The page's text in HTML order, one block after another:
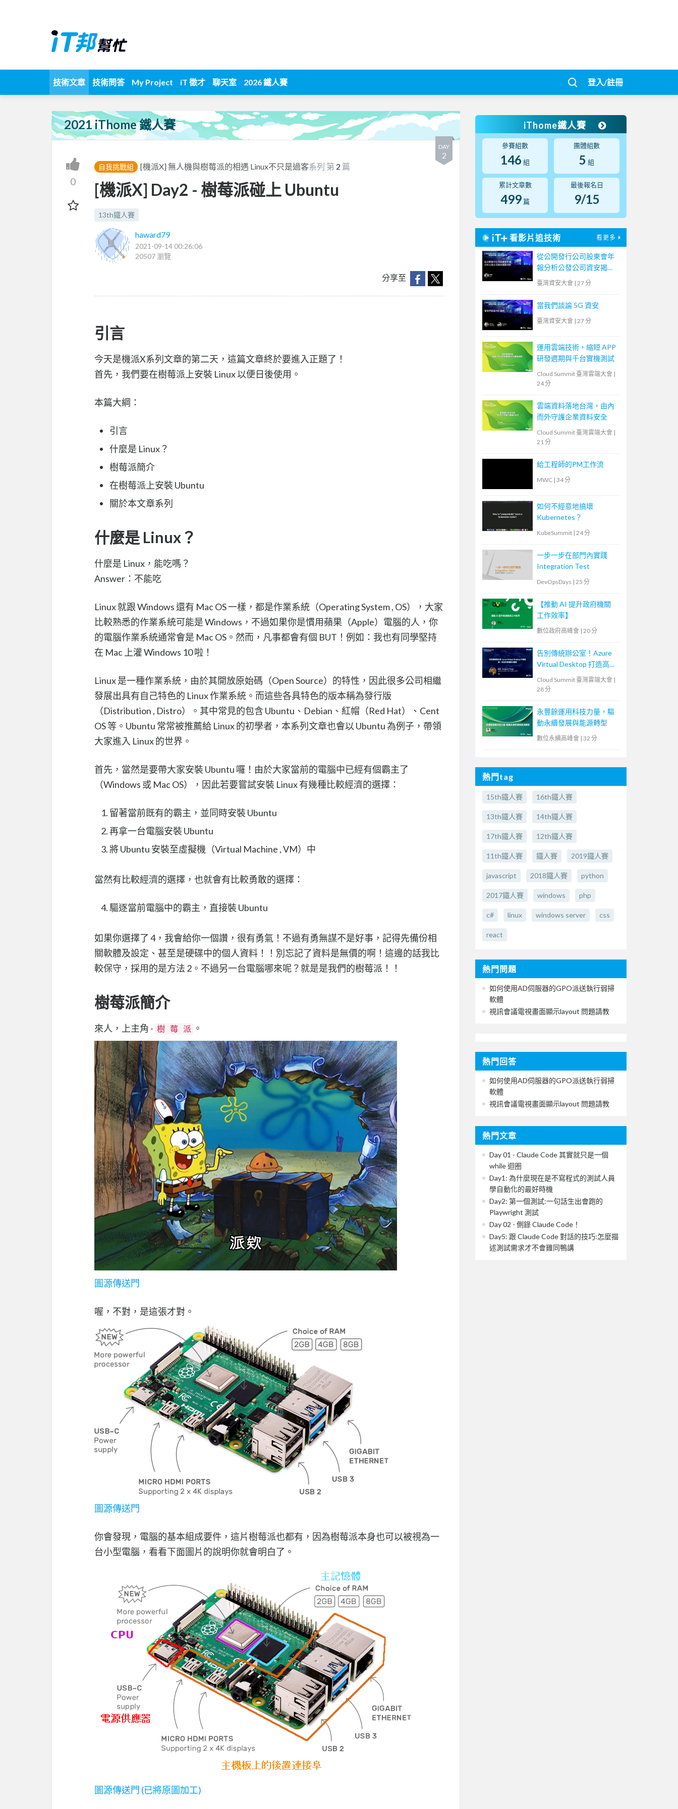
技術文章 技術問答 My Project iT 徵才 聊天室 2026 鐵人賽 登入/註冊
2021 iThome 鐵人賽
DAY
2
0
自我挑戰組 [機派X] 無人機與樹莓派的相遇 Linux不只是過客系列 第 2 篇
[機派X] Day2 - 樹莓派碰上 Ubuntu
13th鐵人賽
haward79
2021-09-14 00:26:06
20507 瀏覽
分享至
引言
今天是機派X系列文章的第二天，這篇文章終於要進入正題了！
首先，我們要在樹莓派上安裝 Linux 以便日後使用。
本篇大綱：
引言
什麼是 Linux？
樹莓派簡介
在樹莓派上安裝 Ubuntu
關於本文章系列
什麼是 Linux？
什麼是 Linux，能吃嗎？
Answer：不能吃
Linux 就跟 Windows 還有 Mac OS 一樣，都是作業系統（Operating System , OS），大家
比較熟悉的作業系統可能是 Windows，不過如果你是慣用蘋果（Apple）電腦的人，你
的電腦作業系統通常會是 Mac OS。然而，凡事都會有個 BUT！例如：我也有同學堅持
在 Mac 上灌 Windows 10 啦！
Linux 是一種作業系統，由於其開放原始碼（Open Source）的特性，因此很多公司相繼
發展出具有自己特色的 Linux 作業系統。而這些各具特色的版本稱為發行版
（Distribution , Distro）。其中常見的包含 Ubuntu、Debian、紅帽（Red Hat）、Cent
OS 等。Ubuntu 常常被推薦給 Linux 的初學者，本系列文章也會以 Ubuntu 為例子，帶領
大家進入 Linux 的世界。
首先，當然是要帶大家安裝 Ubuntu 囉！由於大家當前的電腦中已經有個霸主了
（Windows 或 Mac OS），因此若要嘗試安裝 Linux 有幾種比較經濟的選擇：
留著當前既有的霸主，並同時安裝 Ubuntu
再拿一台電腦安裝 Ubuntu
將 Ubuntu 安裝至虛擬機（Virtual Machine , VM）中
當然有比較經濟的選擇，也就會有比較勇敢的選擇：
驅逐當前電腦中的霸主，直接裝 Ubuntu
如果你選擇了 4，我會給你一個讚，很有勇氣！不過有勇無謀不是好事，記得先備份相
關軟體及設定、甚至是硬碟中的個人資料！！別忘記了資料是無價的啊！這邊的話我比
較保守，採用的是方法 2。不過另一台電腦哪來呢？就是是我們的樹莓派！！
樹莓派簡介
來人，上主角 - 樹 莓 派 。
圖源傳送門
喔，不對，是這張才對。
圖源傳送門
你會發現，電腦的基本組成要件，這片樹莓派也都有，因為樹莓派本身也可以被視為一
台小型電腦，看看下面圖片的說明你就會明白了。
圖源傳送門 (已將原圖加工)
iThome鐵人賽
參賽組數
146 組
團體組數
5 組
累計文章數
499 篇
最後報名日
9/15
看影片追技術 看更多
從公開發行公司股東會年
報分析公發公司資安揭露
情形
臺灣資安大會 | 27 分
當我們談論 5G 資安
臺灣資安大會 | 27 分
運用雲端技術，縮短 APP
研發週期與千台實機測試
Cloud Summit 臺灣雲端大會 |
24 分
雲端資料落地台灣，由內
而外守護企業資料安全
Cloud Summit 臺灣雲端大會 |
21 分
給工程師的PM工作流
MWC | 34 分
如何不經意地搞壞
Kubernetes？
KubeSummit | 24 分
一步一步在部門內實踐
Integration Test
DevOpsDays | 25 分
【推動 AI 提升政府機關
工作效率】
數位政府高峰會 | 20 分
告別傳統辦公室！Azure
Virtual Desktop 打造高
效、安全的雲端辦公體驗
Cloud Summit 臺灣雲端大會 |
28 分
永豐餘運用科技力量，驅
動永續發展與能源轉型
數位永續高峰會 | 32 分
熱門tag
15th鐵人賽 16th鐵人賽
13th鐵人賽 14th鐵人賽
17th鐵人賽 12th鐵人賽
11th鐵人賽 鐵人賽 2019鐵人賽
javascript 2018鐵人賽 python
2017鐵人賽 windows php
c# linux windows server css
react
熱門問題
如何使用AD伺服器的GPO派送執行弱掃
軟體
視訊會議電視畫面顯示layout 問題請教
熱門回答
如何使用AD伺服器的GPO派送執行弱掃
軟體
視訊會議電視畫面顯示layout 問題請教
熱門文章
Day 01 - Claude Code 其實就只是一個
while 迴圈
Day1: 為什麼現在是不寫程式的測試人員
學自動化的最好時機
Day2: 第一個測試:一句話生出會跑的
Playwright 測試
Day 02 - 側錄 Claude Code！
Day5: 跟 Claude Code 對話的技巧:怎麼描
述測試需求才不會雞同鴨講